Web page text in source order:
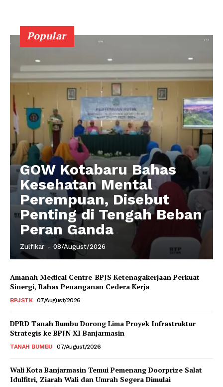
Popular
GOW Kotabaru Bahas
Kesehatan Mental
Perempuan, Disebut
Penting di Tengah Beban
Peran Ganda
Zulfikar - 08/August/2026
Amanah Medical Centre-BPJS Ketenagakerjaan Perkuat
Sinergi, Bahas Penanganan Cedera Kerja
BPJSTK 07/August/2026
DPRD Tanah Bumbu Dorong Lima Proyek Infrastruktur
Strategis ke BPJN XI Banjarmasin
TANAH BUMBU 07/August/2026
Wali Kota Banjarmasin Temui Pemenang Doorprize Salat
Idulfitri, Ziarah Wali dan Umrah Segera Dimulai